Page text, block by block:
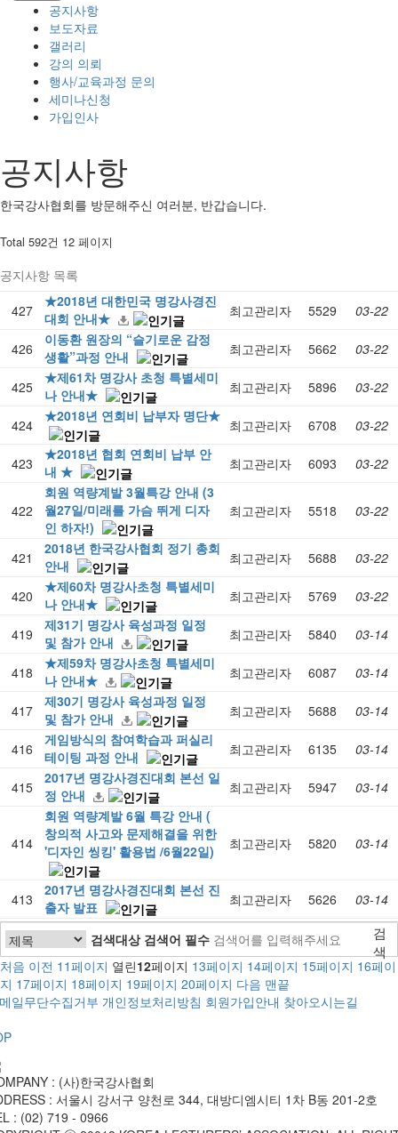
공지사항
보도자료
갤러리
강의 의뢰
행사/교육과정 문의
세미나신청
가입인사
공지사항
한국강사협회를 방문해주신 여러분, 반갑습니다.
Total 592건 12 페이지
공지사항 목록
427
★2018년 대한민국 명강사경진
대회 안내★
최고관리자 5529 03-22
426
이동환 원장의 “슬기로운 감정
생활”과정 안내
최고관리자 5662 03-22
425
★제61차 명강사 초청 특별세미
나 안내★
최고관리자 5896 03-22
424
★2018년 연회비 납부자 명단★
최고관리자 6708 03-22
423
★2018년 협회 연회비 납부 안
내 ★
최고관리자 6093 03-22
422
회원 역량계발 3월특강 안내 (3
월27일/미래를 가슴 뛰게 디자
인 하자!)
최고관리자 5518 03-22
421
2018년 한국강사협회 정기 총회
안내
최고관리자 5688 03-22
420
★제60차 명강사초청 특별세미
나 안내★
최고관리자 5769 03-22
419
제31기 명강사 육성과정 일정
및 참가 안내
최고관리자 5840 03-14
418
★제59차 명강사초청 특별세미
나 안내★
최고관리자 6087 03-14
417
제30기 명강사 육성과정 일정
및 참가 안내
최고관리자 5688 03-14
416
게임방식의 참여학습과 퍼실리
테이팅 과정 안내
최고관리자 6135 03-14
415
2017년 명강사경진대회 본선 일
정 안내
최고관리자 5947 03-14
414
회원 역량계발 6월 특강 안내 (
창의적 사고와 문제해결을 위한
'디자인 씽킹' 활용법 /6월22일)
최고관리자 5820 03-14
413
2017년 명강사경진대회 본선 진
출자 발표
최고관리자 5626 03-14
검색대상 검색어 필수
검
색
처음 이전 11페이지 열린12페이지 13페이지 14페이지 15페이지 16페이
지 17페이지 18페이지 19페이지 20페이지 다음 맨끝
일무단수집거부 개인정보처리방침 회원가입안내 찾아오시는길
: (사)한국강사협회
: 서울시 강서구 양천로 344, 대방디엠시티 1차 B동 201-2호
: (02) 719 - 0966